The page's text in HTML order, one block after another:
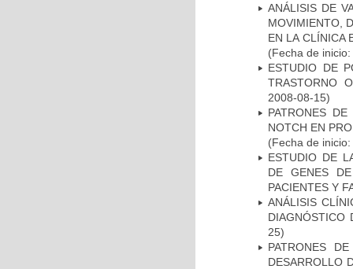
ANÁLISIS DE
MOVIMIENTO,
EN LA CLÍNICA
(Fecha de
ESTUDIO DE
TRASTORNO
2008-08-15)
PATRONES
NOTCH EN
(Fecha de
ESTUDIO DE
DE GENES
PACIENTES Y
ANÁLISIS
DIAGNÓSTICO
25)
PATRONES
DESARROLLO